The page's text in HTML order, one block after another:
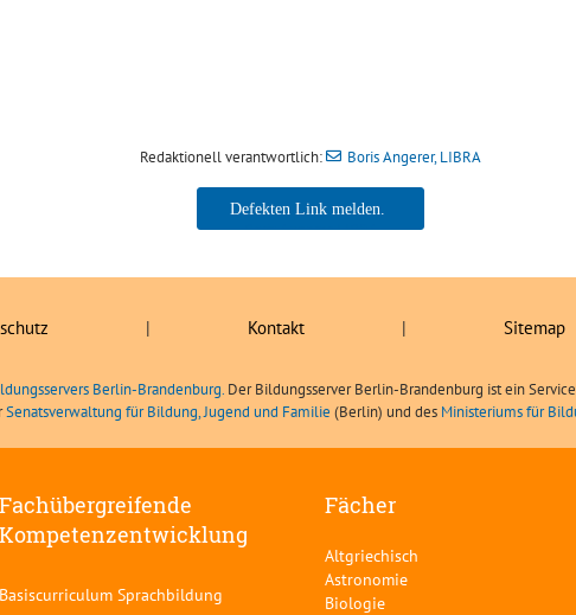
Redaktionell verantwortlich: Boris Angerer, LIBRA
Boris Angerer, LIBRA
| Kontakt | Sitemap
Berlin-Brandenburg. Der Bildungsserver Berlin-Brandenburg ist ein
Senatsverwaltung für Bildung, Jugend und Familie (Berlin) und des Ministeriums für
Fachübergreifende
Kompetenzentwicklung
Basiscurriculum Sprachbildung
Fächer
Altgriechisch
Astronomie
Biologie